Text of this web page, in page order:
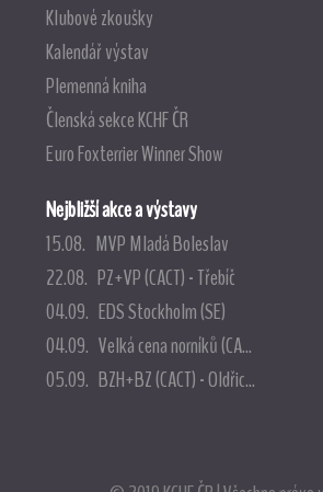
Klubové zkoušky
Kalendář výstav
Plemenná kniha
Členská sekce KCHF ČR
Euro Foxterrier Winner Show
Nejbližší akce a výstavy
15.08. MVP Mladá Boleslav
22.08. PZ+VP (CACT) - Třebíč
04.09. EDS Stockholm (SE)
04.09. Velká cena norníků (CA...
05.09. BZH+BZ (CACT) - Oldřic...